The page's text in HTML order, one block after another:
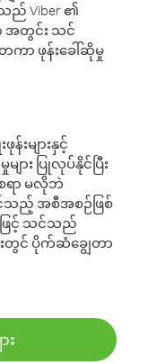
ည် Viber ၏
အတွင်း သင်
ာ ဖုန်းခေါ်ဆိုမှု
းများနှင့်
ျား ပြုလုပ်နိုင်ပြီး
ာ မလိုဘဲ
သည့် အစီအစဉ်ဖြစ်
ြင့် သင်သည်
းတွင် ပိုက်ဆံချွေတာ
း